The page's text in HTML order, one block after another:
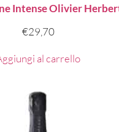
Intense Olivier
€29,70
al carrello